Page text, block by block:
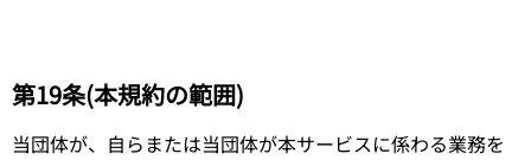
第19条(本規約の範囲)
当団体が、自らまたは当団体が本サービスに係わる業務を